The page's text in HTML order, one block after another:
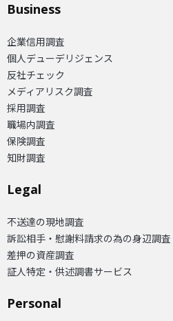
Business
企業信用調査
個人デューデリジェンス
反社チェック
メディアリスク調査
採用調査
職場内調査
保険調査
知財調査
Legal
不送達の現地調査
訴訟相手・慰謝料請求の為の身辺調査
差押の資産調査
証人特定・供述調書サービス
Personal